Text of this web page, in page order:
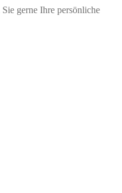
gerne Ihre persönliche